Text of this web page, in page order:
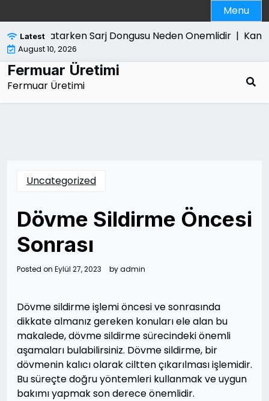
to
content
Menu
Latest
Satarken Sarj Dongusu Neden Onemlidir |Kanun
August 10, 2026
Fermuar Üretimi
Fermuar Üretimi
Uncategorized
Dövme Sildirme Öncesi
Sonrası
Posted on Eylül 27, 2023 byadmin
Dövme sildirme işlemi öncesi ve sonrasında
dikkate almanız gereken konuları ele alan bu
makalede, dövme sildirme sürecindeki önemli
aşamaları bulabilirsiniz. Dövme sildirme, bir
dövmenin kalıcı olarak ciltten çıkarılması işlemidir.
Bu süreçte doğru yöntemleri kullanmak ve uygun
bakımı yapmak son derece önemlidir.